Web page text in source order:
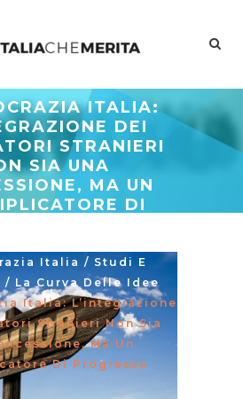
ITALIA:
DEI
STRANIERI
SIA UNA
MA UN
DI
Italia / Studi E
/ La Curva Delle Idee
Italia: L’integrazione
Stranieri Non Sia
Ma Un
Di Progresso